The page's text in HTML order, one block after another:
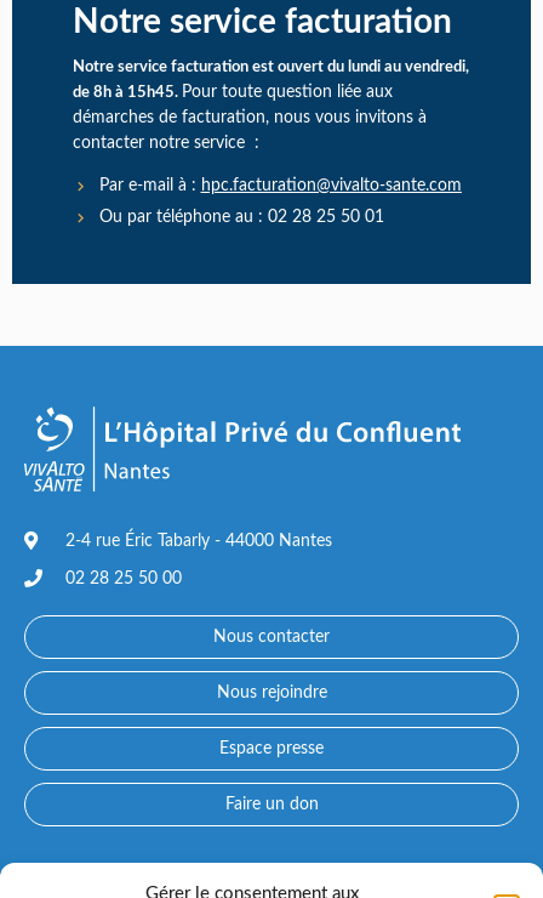
Gérer le consentement aux
Notre service facturation
Notre service facturation est ouvert du lundi au vendredi,
de 8h à 15h45. Pour toute question liée aux
démarches de facturation, nous vous invitons à
contacter notre service :
Par e-mail à : hpc.facturation@vivalto-sante.com
Ou par téléphone au : 02 28 25 50 01
2-4 rue Éric Tabarly - 44000 Nantes
02 28 25 50 00
Nous contacter
Nous rejoindre
Espace presse
Faire un don